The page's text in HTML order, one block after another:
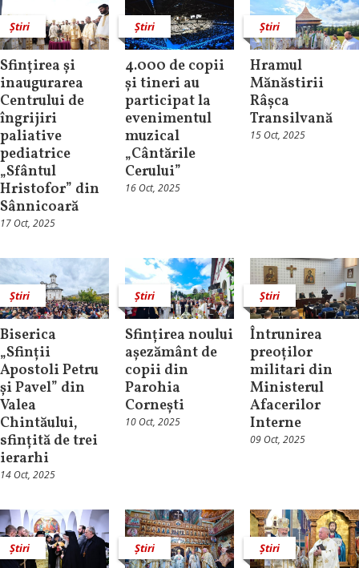
Știri
Sfințirea și
inaugurarea
Centrului de
îngrijiri
paliative
pediatrice
„Sfântul
Hristofor” din
Sânnicoară
17 Oct, 2025
Știri
4.000 de copii
și tineri au
participat la
evenimentul
muzical
„Cântările
Cerului”
16 Oct, 2025
Știri
Hramul
Mănăstirii
Râșca
Transilvană
15 Oct, 2025
Știri
Biserica
„Sfinții
Apostoli Petru
și Pavel” din
Valea
Chintăului,
sfințită de trei
ierarhi
14 Oct, 2025
Știri
Sfințirea noului
așezământ de
copii din
Parohia
Cornești
10 Oct, 2025
Știri
Întrunirea
preoților
militari din
Ministerul
Afacerilor
Interne
09 Oct, 2025
Știri Știri Știri